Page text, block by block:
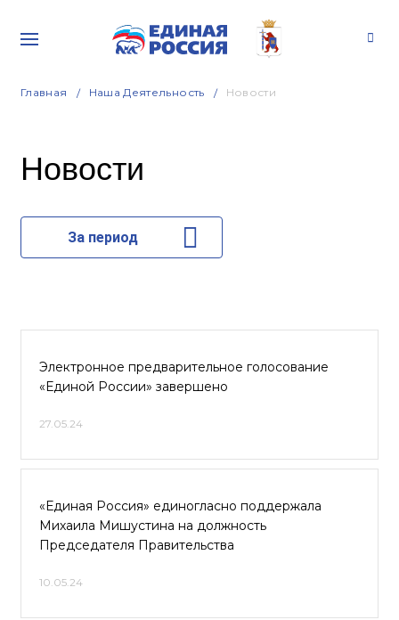
Главная Наша Деятельность Новости
Новости
За период
Электронное предварительное голосование
«Единой России» завершено
27.05.24
«Единая Россия» единогласно поддержала
Михаила Мишустина на должность
Председателя Правительства
10.05.24